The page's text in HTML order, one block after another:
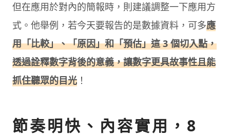
但在應用於對內的簡報時，則建議調整一下應用方
式。他舉例，若今天要報告的是數據資料，可多應
用「比較」、「原因」和「預估」這 3 個切入點，
透過詮釋數字背後的意義，讓數字更具故事性且能
抓住聽眾的目光 ！
節奏明快、內容實用，8